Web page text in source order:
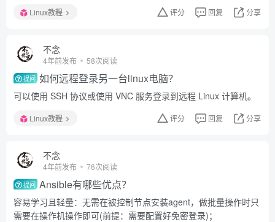
Linux教程 评分 回复 分享
不念
4年前发布 58次阅读
提问 如何远程登录另一台linux电脑？
可以使用 SSH 协议或使用 VNC 服务登录到远程 Linux 计算机。
Linux教程 评分 回复 分享
不念
4年前发布 76次阅读
提问 Ansible有哪些优点？
容易学习且轻量：无需在被控制节点安装agent，做批量操作时只
需要在操作机操作即可(前提：需要配置好免密登录)；